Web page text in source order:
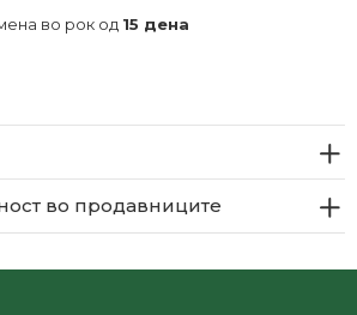
во рок од 15 дена
во продавниците